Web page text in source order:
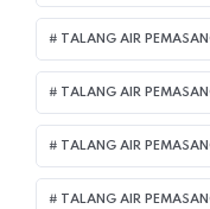
TALANG AIR
TALANG AIR
TALANG AIR
TALANG AIR